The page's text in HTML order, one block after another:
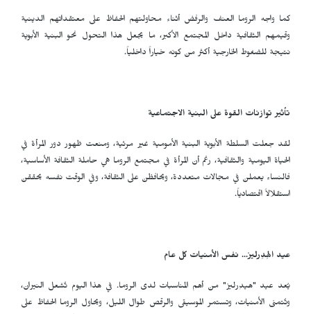
كما واجه الروما العنف والرفض أثناء محاولتهم الحفاظ على معتقداتهم الدينية
وقيمهم الثقافية داخل المجتمع الأكبر، ما يجعل هذا التحول نحو البنية الأبوية
نتيجة للضغوط الخارجية أكثر من كونه خياراً داخلياً.
تأثير توازنات القوة على البنية الاجتماعية
لقد جعلت السلطة الأبوية البنية الأمومية غير مرئية، ومنعت ظهور دور المرأة في
الحياة اليومية والثقافية، رغم أن المرأة في مجتمع الروما هي حاملة الثقافة الأساسية،
فالنساء يعملن في مجالات متعددة، ويحافظن على الثقافة، وفي الوقت نفسه يحققن
استقلالاً اقتصادياً.
عيد الهِدِرليز... نفس الأمنيات كل عام
يُعد عيد "هيدِرليز" من أهم المناسبات لدى الروما. في هذا اليوم تُشعل النيران،
وتُتمنى الأمنيات، وتستمر الموسيقى والرقص طوال الليل، ويحاول الروما الحفاظ على